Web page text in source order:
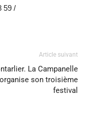
59 /
Article suivant
La Campanelle
organise son troisième
festival